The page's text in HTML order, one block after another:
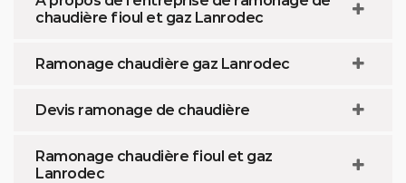
chaudière fioul et gaz Lanrodec
Ramonage chaudière gaz Lanrodec
Devis ramonage de chaudière
Ramonage chaudière fioul et gaz
Lanrodec